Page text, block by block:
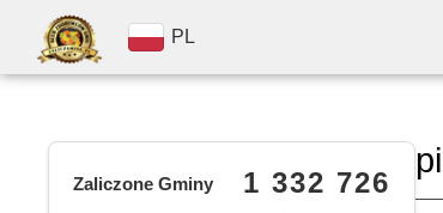
PL
Zaliczone Gminy 1 332 726